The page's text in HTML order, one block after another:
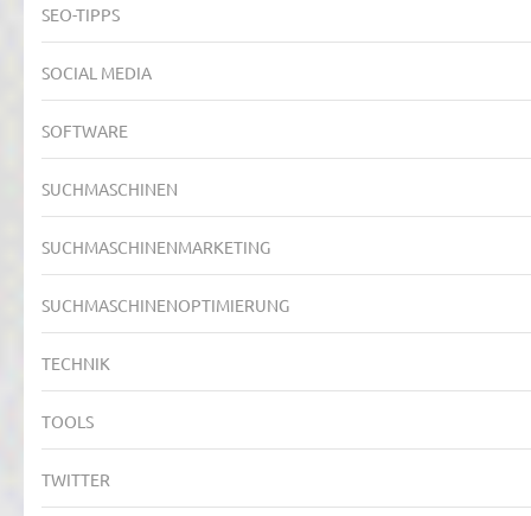
SEO-TIPPS
SOCIAL MEDIA
SOFTWARE
SUCHMASCHINEN
SUCHMASCHINENMARKETING
SUCHMASCHINENOPTIMIERUNG
TECHNIK
TOOLS
TWITTER